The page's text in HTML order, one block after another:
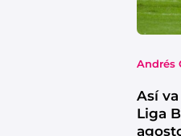
Andrés
Así
Liga